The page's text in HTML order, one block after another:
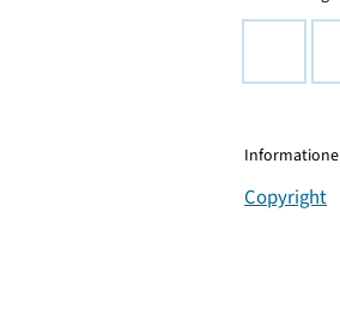
Copyright